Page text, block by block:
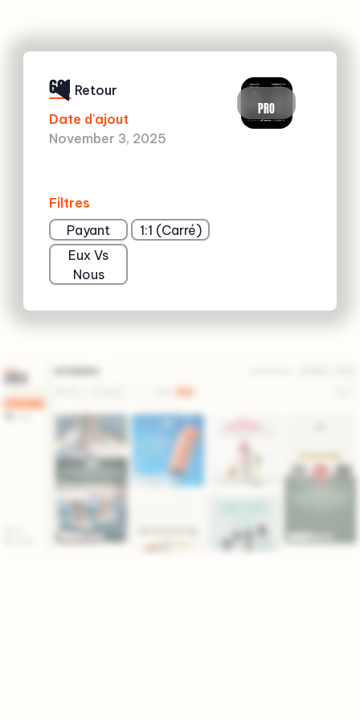
691
Date d'ajout
November 3, 2025
Filtres
Payant
1:1 (Carré)
Eux Vs
Nous
PRO
Retour